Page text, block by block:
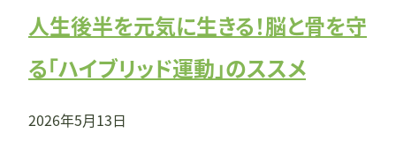
人生後半を元気に生きる！脳と骨を守
る「ハイブリッド運動」のススメ
2026年5月13日